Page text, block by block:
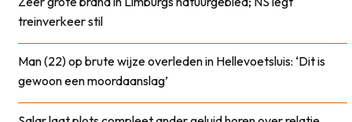
treinverkeer stil
Man (22) op brute wijze overleden in Hellevoetsluis: ‘Dit is
gewoon een moordaanslag’